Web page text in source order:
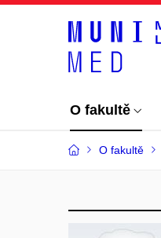
O fakultě
O fakultě